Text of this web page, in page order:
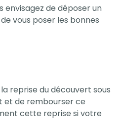
envisagez de déposer un
vous poser les bonnes
reprise du découvert sous
et de rembourser ce
cette reprise si votre